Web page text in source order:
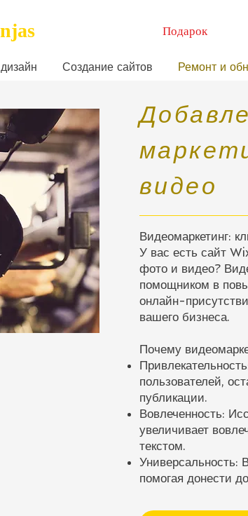
Подарок
Создание сайтов Ремонт и
видео
Видеомаркетинг:
У вас есть сайт
фото и видео?
помощником в
онлайн-
вашего бизнеса.
Почему
пользователей,
публикации.
Вовлеченность:
увеличивает
текстом.
Универсальность:
помогая донести